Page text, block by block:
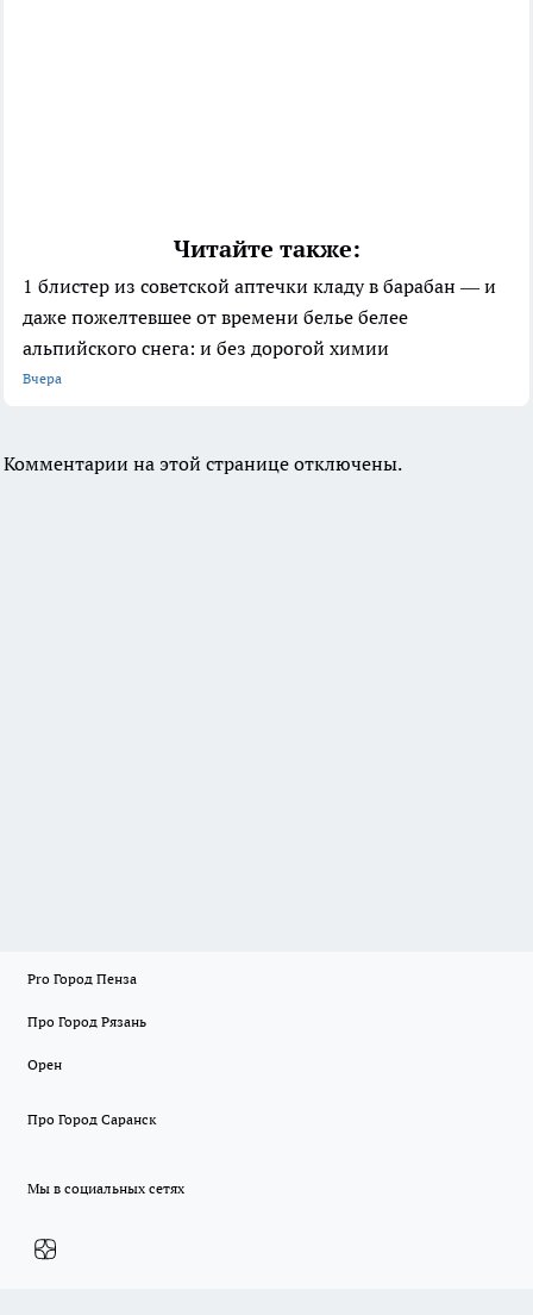
Читайте также:
1 блистер из советской аптечки кладу в барабан — и
даже пожелтевшее от времени белье белее
альпийского снега: и без дорогой химии
Вчера
Комментарии на этой странице отключены.
Pro Город Пенза
Про Город Рязань
Орен
Про Город Саранск
Мы в социальных сетях